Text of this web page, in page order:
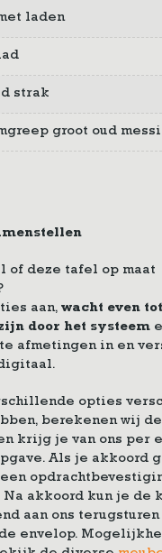
laden
strak
groot oud
of deze tafel op maat
aan, wacht even
door het systeem
afmetingen in en
opties
berekenen wij de
krijg je van ons per
Als je akkoord
Na akkoord kun je de
aan ons
envelop.